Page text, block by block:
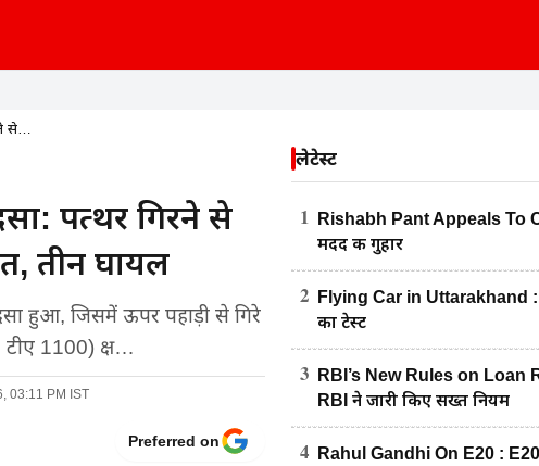
से…
पत्थर गिरने से
तीन घायल
हुआ, जिसमें ऊपर पहाड़ी से गिरे
1100) क्ष…
03:11 PM IST
Preferred on
लेटेस्ट
1
Rishabh Pant Appeals To
मदद की गुहार
2
Flying Car in Uttarakhand :
का टेस्ट
3
RBI’s New Rules on Loan
RBI ने जारी किए सख्त नियम
4 Rahul Gandhi On E20 : E20